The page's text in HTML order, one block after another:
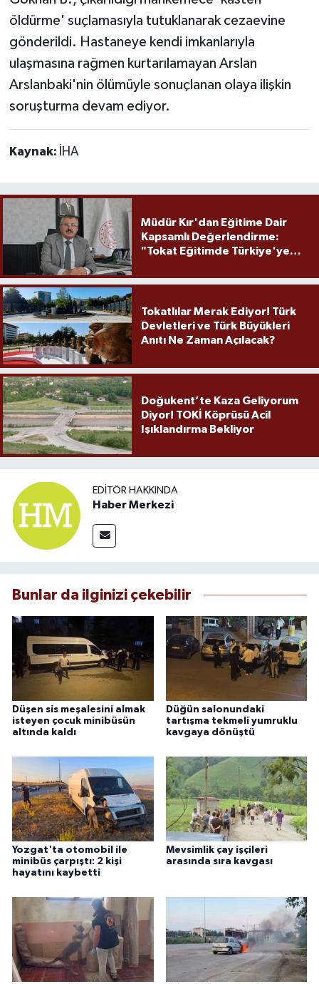
öldürme' suçlamasıyla tutuklanarak cezaevine
gönderildi. Hastaneye kendi imkanlarıyla
ulaşmasına rağmen kurtarılamayan Arslan
Arslanbaki'nin ölümüyle sonuçlanan olaya ilişkin
soruşturma devam ediyor.
Kaynak: İHA
Müdür Kır'dan Eğitime Dair
Kapsamlı Değerlendirme:
"Tokat Eğitimde Türkiye'ye
Tokatlılar Merak Ediyor! Türk
Devletleri ve Türk Büyükleri
Anıtı Ne Zaman Açılacak?
Doğukent’te Kaza Geliyorum
Diyor! TOKİ Köprüsü Acil
Işıklandırma Bekliyor
EDITÖR HAKKINDA
Haber Merkezi
Bunlar da ilginizi çekebilir
Düşen sis meşalesini almak
isteyen çocuk minibüsün
altında kaldı
Düğün salonundaki
tartışma tekmeli yumruklu
kavgaya dönüştü
Yozgat'ta otomobil ile
minibüs çarpıştı: 2 kişi
hayatını kaybetti
Mevsimlik çay işçileri
arasında sıra kavgası